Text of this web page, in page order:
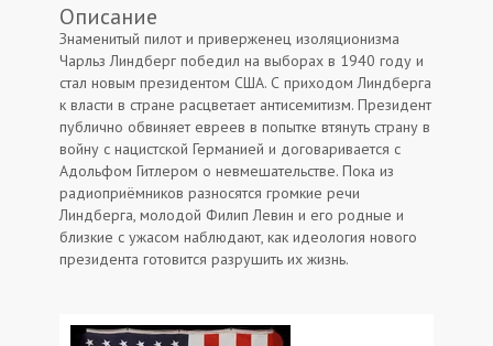
Описание
Знаменитый пилот и приверженец изоляционизма
Чарльз Линдберг победил на выборах в 1940 году и
стал новым президентом США. С приходом Линдберга
к власти в стране расцветает антисемитизм. Президент
публично обвиняет евреев в попытке втянуть страну в
войну с нацистской Германией и договаривается с
Адольфом Гитлером о невмешательстве. Пока из
радиоприёмников разносятся громкие речи
Линдберга, молодой Филип Левин и его родные и
близкие с ужасом наблюдают, как идеология нового
президента готовится разрушить их жизнь.